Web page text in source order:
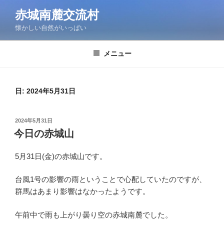
ン
赤城南麓交流村
懐かしい自然がいっぱい
メニュー
日: 2024年5月31日
投
稿
日:
2024年5月31日
今日の赤城山
5月31日(金)の赤城山です。
台風1号の影響の雨ということで心配していたのですが、
群馬はあまり影響はなかったようです。
午前中で雨も上がり曇り空の赤城南麓でした。